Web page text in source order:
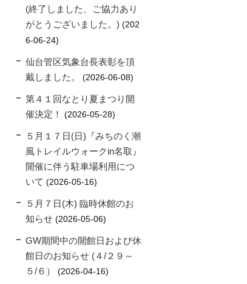
(終了しました、ご協力あり
がとうございました。)
202
6-06-24
仙台管区気象台長表彰を頂
戴しました。
2026-06-08
第４１回なとり夏まつり開
催決定！
2026-05-28
５月１７日(日)『みちのく潮
風トレイルウォークin名取』
開催に伴う駐車場利用につ
いて
2026-05-16
５月７日(木) 臨時休館のお
知らせ
2026-05-06
GW期間中の開館日および休
館日のお知らせ (４/２９～
５/６）
2026-04-16